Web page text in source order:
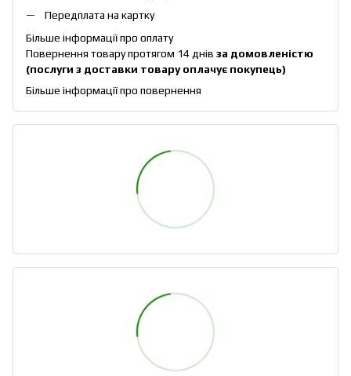
Передплата на картку
Більше інформації про оплату
Повернення товару протягом 14 днів за домовленістю
(послуги з доставки товару оплачує покупець)
Більше інформації про повернення